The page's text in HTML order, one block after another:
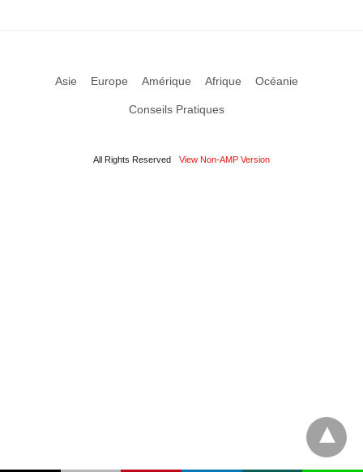
Asie Europe Amérique Afrique Océanie
Conseils Pratiques
All Rights Reserved View Non-AMP Version